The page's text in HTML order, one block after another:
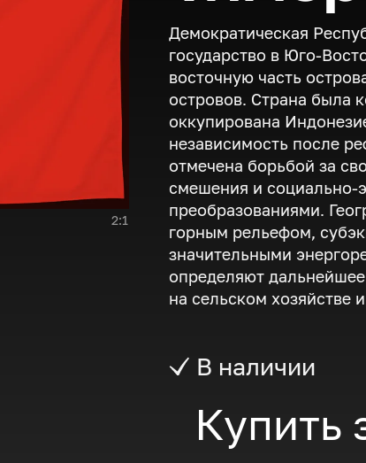
2:1
Демократическая
государство в Юго-
восточную часть
островов. Страна была
оккупирована
независимость после
отмечена борьбой за
смешения и социально-
преобразованиями.
горным рельефом,
значительными
определяют
на сельском хозяйстве
В наличии
Купить